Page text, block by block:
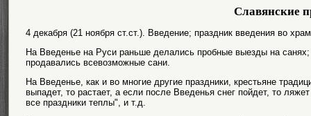
Славянские
4 декабря (21 ноября ст.ст.). Введение; праздник введения во
На Введенье на Руси раньше делались пробные выезды на
продавались всевозможные сани.
На Введенье, как и во многие другие праздники, крестьяне
выпадет, то растает, а если после Введенья снег пойдет, то
все праздники теплы", и т.д.